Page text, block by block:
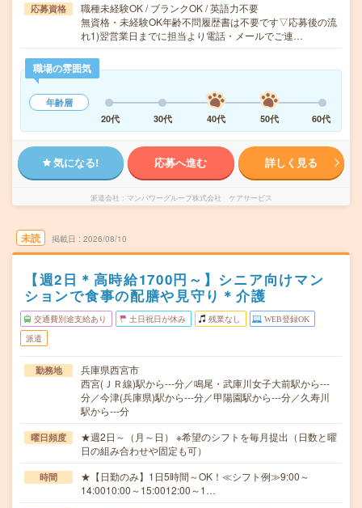
応募資格
職種未経験OK / ブランクOK / 英語力不要
無資格・未経験OK年齢不問履歴書は不要です▽応募後の流
れ1)翌営業日までに担当より電話・メールでご連…
職場の雰囲気
年齢層
20代
30代 40代 50代 60代
気になる! 応募へ進む 詳しく見る
派遣会社 マンパワーグループ株式会社 ケアサービス
未読 掲載日 2026/08/10
【週2日＊高時給1700円～】シニア向けマン
ションで食事の配膳や見守り＊介護
交通費別途支給あり 土日祝日が休み 残業なし WEB登録OK
派遣
勤務地
兵庫県西宮市
西宮(ＪＲ線)駅から---分／鳴尾・武庫川女子大前駅から---
分／今津(兵庫県)駅から---分／甲陽園駅から---分／久寿川
駅から---分
曜日頻度
★週2日～（月～日） ※希望のシフトを毎月提出（日数と曜
日の組み合わせや固定も可）
時間
★【日勤のみ】1日5時間～OK！≪シフト例≫9:00～
14:0010:00～15:0012:00～1…